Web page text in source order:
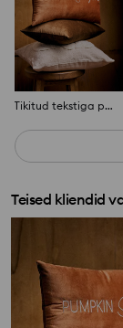
Tikitud tekstiga padi
Teised kliendid